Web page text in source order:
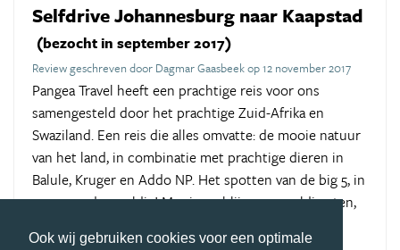
Ook wij gebruiken cookies voor een optimale
Selfdrive Johannesburg naar Kaapstad
(bezocht in september 2017)
Review geschreven door Dagmar Gaasbeek op 12 november 2017
Pangea Travel heeft een prachtige reis voor ons
samengesteld door het prachtige Zuid-Afrika en
Swaziland. Een reis die alles omvatte: de mooie natuur
van het land, in combinatie met prachtige dieren in
Balule, Kruger en Addo NP. Het spotten van de big 5, in
een woord geweldig! Mooie verblijven, geweldig eten,